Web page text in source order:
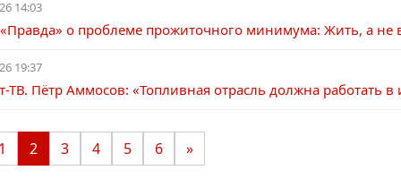
14:03
«Правда» о проблеме прожиточного минимума: Жить, а не
19:37
ТВ. Пётр Аммосов: «Топливная отрасль должна работать в
2 3 4 5 6 »